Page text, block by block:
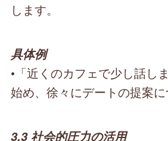
します。
具体例
•「近くのカフェで少し話し
始め、徐々にデートの提案に
3.3 社会的圧力の活用